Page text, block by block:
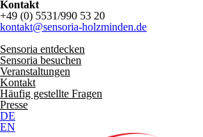
Kontakt
+49 (0) 5531/990 53 20
kontakt@sensoria-holzminden.de
Sensoria entdecken
Sensoria besuchen
Veranstaltungen
Kontakt
Häufig gestellte Fragen
Presse
DE
EN